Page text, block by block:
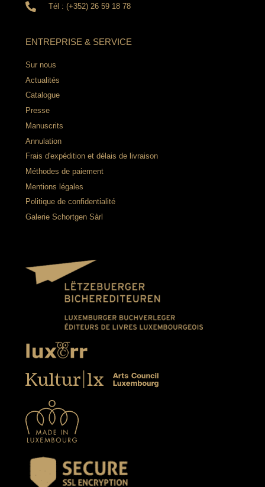
Tél : (+352) 26 59 18 78
ENTREPRISE & SERVICE
Sur nous
Actualités
Catalogue
Presse
Manuscrits
Annulation
Frais d'expédition et délais de livraison
Méthodes de paiement
Mentions légales
Politique de confidentialité
Galerie Schortgen Sàrl